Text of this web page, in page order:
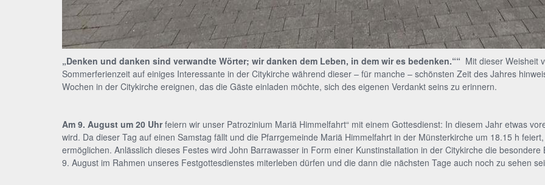
„Denken und danken sind verwandte Wörter; wir danken dem Leben, in dem wir es bedenken.““ Mit dieser Weisheit
Sommerferienzeit auf einiges Interessante in der Citykirche während dieser – für manche – schönsten Zeit des Jahres
Wochen in der Citykirche ereignen, das die Gäste einladen möchte, sich des eigenen Verdankt seins zu erinnern.
Am 9. August um 20 Uhrfeiern wir unser Patrozinium Mariä Himmelfahrt“ mit einem Gottesdienst: In diesem Jahr etwas
wird. Da dieser Tag auf einen Samstag fällt und die Pfarrgemeinde Mariä Himmelfahrt in der Münsterkirche um 18.15 h
ermöglichen. Anlässlich dieses Festes wird John Barrawasser in Form einer Kunstinstallation in der Citykirche die
9. August im Rahmen unseres Festgottesdienstes miterleben dürfen und die dann die nächsten Tage auch noch zu sehen